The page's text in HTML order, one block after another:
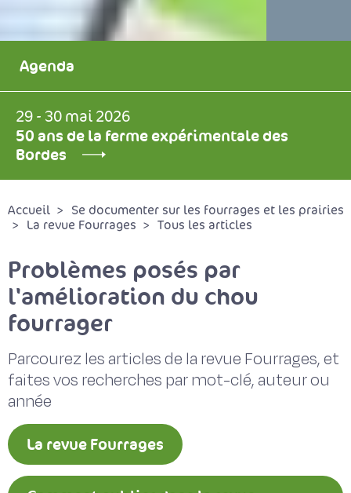
Agenda
29 - 30 mai 2026
50 ans de la ferme expérimentale des
Bordes
Accueil
Se documenter sur les fourrages et les prairies
La revue Fourrages
Tous les articles
Problèmes posés par
l'amélioration du chou
fourrager
Parcourez les articles de la revue Fourrages, et
faites vos recherches par mot-clé, auteur ou
année
La revue Fourrages